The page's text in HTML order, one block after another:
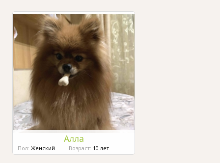
Алла
Пол: Женский Возраст: 10 лет